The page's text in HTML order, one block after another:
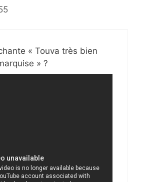
« Touva très bien
» ?